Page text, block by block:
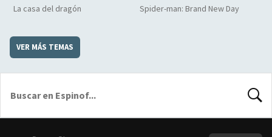
La casa del dragón Spider-man: Brand New Day
VER MÁS TEMAS